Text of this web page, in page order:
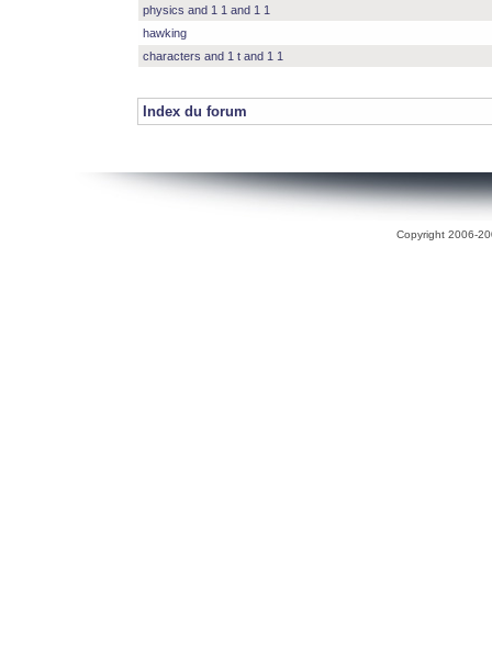
physics and 1 1 and 1 1
hawking
characters and 1 t and 1 1
Index du forum
Copyright 2006-